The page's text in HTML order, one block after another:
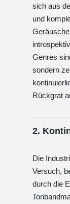
sich aus
und
Genres
sondern
Rückgrat
2.
Die
Versuch,
durch die